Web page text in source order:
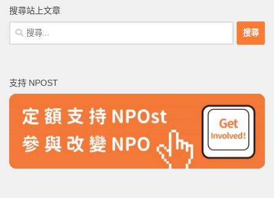
搜尋站上文章
搜
尋
字:
支持 NPOST